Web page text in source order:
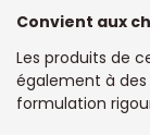
Convient aux
Les produits de
également à
formulation